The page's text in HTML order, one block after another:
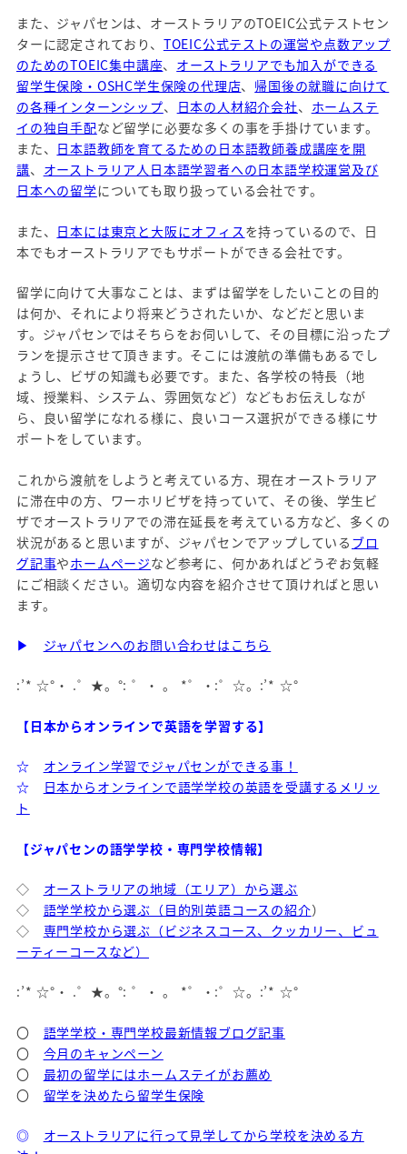
また、ジャパセンは、オーストラリアのTOEIC公式テストセン
ターに認定されており、 TOEIC公式テストの運営や点数アップ
のためのTOEIC集中講座、 オーストラリアでも加入ができる
留学生保険・OSHC学生保険の代理店、 帰国後の就職に向けて
の各種インターンシップ、 日本の人材紹介会社、 ホームステ
イの独自手配など留学に必要な多くの事を手掛けています。
また、 日本語教師を育てるための日本語教師養成講座を開
講、 オーストラリア人日本語学習者への日本語学校運営及び
日本への留学についても取り扱っている会社です。
また、 日本には東京と大阪にオフィス を持っているので、日
本でもオーストラリアでもサポートができる会社です。
留学に向けて大事なことは、まずは留学をしたいことの目的
は何か、それにより将来どうされたいか、などだと思いま
す。ジャパセンではそちらをお伺いして、その目標に沿ったプ
ランを提示させて頂きます。そこには渡航の準備もあるでし
ょうし、ビザの知識も必要です。また、各学校の特長（地
域、授業料、システム、雰囲気など）などもお伝えしなが
ら、良い留学になれる様に、良いコース選択ができる様にサ
ポートをしています。
これから渡航をしようと考えている方、現在オーストラリア
に滞在中の方、ワーホリビザを持っていて、その後、学生ビ
ザでオーストラリアでの滞在延長を考えている方など、多くの
状況があると思いますが、ジャパセンでアップしている ブロ
グ記事やホームページなど参考に、何かあればどうぞお気軽
にご相談ください。適切な内容を紹介させて頂ければと思い
ます。
▶ ジャパセンへのお問い合わせはこちら
:’* ☆°・ .゜★。°: ゜・ 。 *゜・:゜☆。:’* ☆°
【日本からオンラインで英語を学習する】
☆
オンライン学習でジャパセンができる事！
☆
日本からオンラインで語学学校の英語を受講するメリッ
ト
【ジャパセンの語学学校・専門学校情報】
◇ オーストラリアの地域（エリア）から選ぶ
◇ 語学学校から選ぶ（目的別英語コースの紹介）
◇ 専門学校から選ぶ（ビジネスコース、クッカリー、ビュ
ーティーコースなど）
:’* ☆°・ .゜★。°: ゜・ 。 *゜・:゜☆。:’* ☆°
〇 語学学校・専門学校最新情報ブログ記事
〇 今月のキャンペーン
〇 最初の留学にはホームステイがお薦め
〇 留学を決めたら留学生保険
◎
オーストラリアに行って見学してから学校を決める方